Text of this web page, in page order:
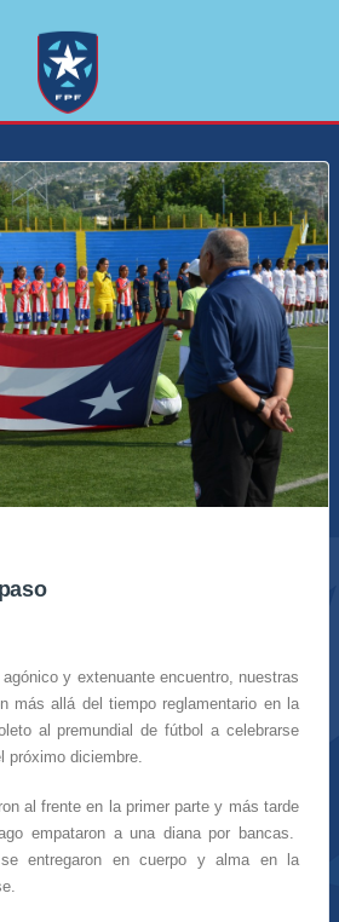
y extenuante encuentro, nuestras
más allá del tiempo reglamentario en la
al premundial de fútbol a celebrarse
próximo diciembre.
al frente en la primer parte y más tarde
empataron a una diana por bancas.
se entregaron en cuerpo y alma en la